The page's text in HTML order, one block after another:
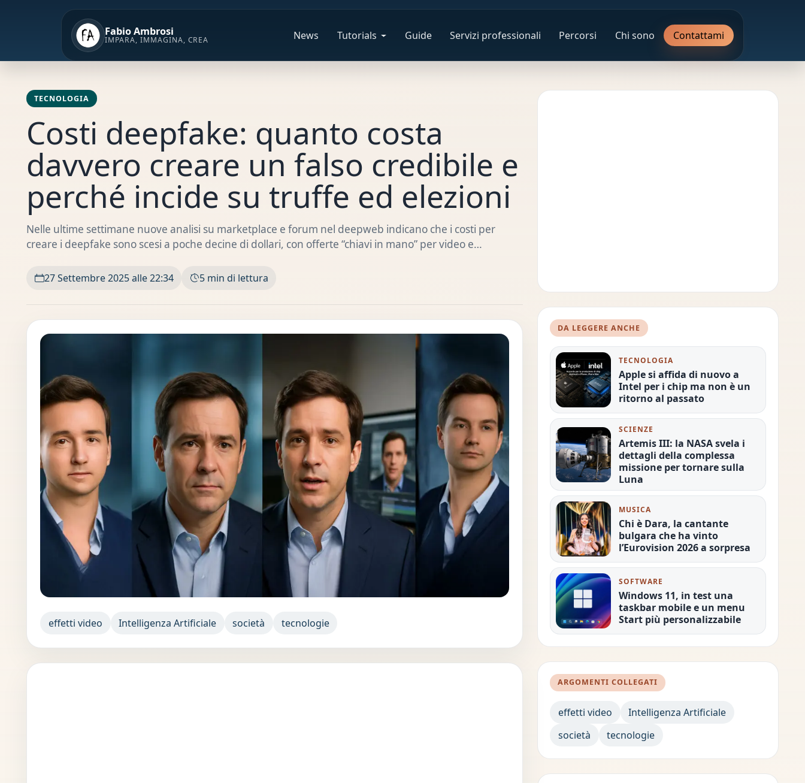
Fabio Ambrosi
IMPARA, IMMAGINA, CREA News Tutorials Guide Servizi professionali Percorsi Chi sono Contattami
TECNOLOGIA
Costi deepfake: quanto costa
davvero creare un falso credibile e
perché incide su truffe ed elezioni
Nelle ultime settimane nuove analisi su marketplace e forum nel deepweb indicano che i costi per
creare i deepfake sono scesi a poche decine di dollari, con offerte “chiavi in mano” per video e…
27 Settembre 2025 alle 22:34 5 min di lettura
effetti video Intelligenza Artificiale società tecnologie
DA LEGGERE ANCHE
TECNOLOGIA
Apple si affida di nuovo a
Intel per i chip ma non è un
ritorno al passato
SCIENZE
Artemis III: la NASA svela i
dettagli della complessa
missione per tornare sulla
Luna
MUSICA
Chi è Dara, la cantante
bulgara che ha vinto
l’Eurovision 2026 a sorpresa
SOFTWARE
Windows 11, in test una
taskbar mobile e un menu
Start più personalizzabile
ARGOMENTI COLLEGATI
effetti video
Intelligenza Artificiale
società
tecnologie